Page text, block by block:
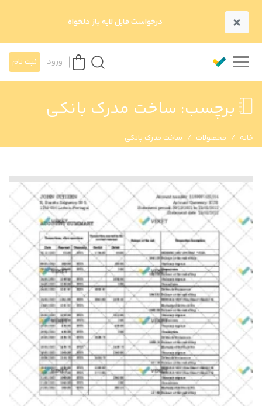
× درخواست فایل لایه باز دلخواه
ورود ثبت نام
برچسب: ساخت مدرک بانکی
خانه محصولات ساخت مدرک بانکی